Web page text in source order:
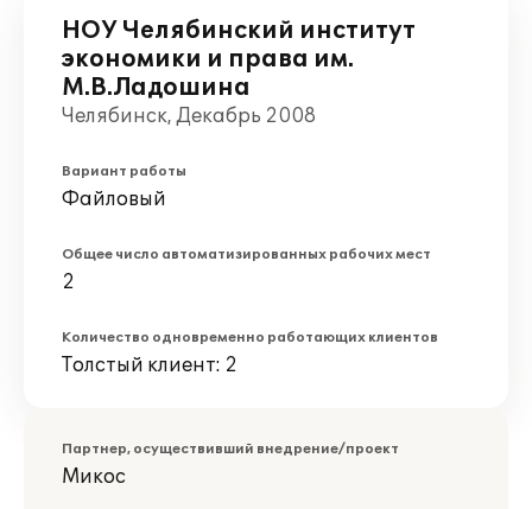
НОУ Челябинский институт
экономики и права им.
М.В.Ладошина
Челябинск, Декабрь 2008
Вариант работы
Файловый
Общее число автоматизированных рабочих мест
2
Количество одновременно работающих клиентов
Толстый клиент: 2
Партнер, осуществивший внедрение/проект
Микос